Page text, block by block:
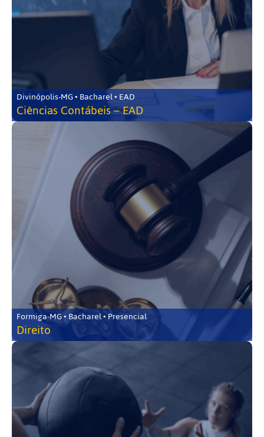
Divinópolis-MG • Bacharel • EAD
Ciências Contábeis – EAD
Formiga-MG • Bacharel • Presencial
Direito